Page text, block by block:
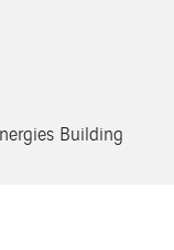
Building